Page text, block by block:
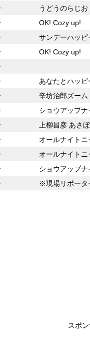
うどうのら
OK! Cozy up!
サンデーハッ
OK! Cozy
ー
あなたとハッピ
辛坊治郎ズー
ショウアップナ
上柳昌彦 あさ
オールナイトニ
オールナイトニ
ショウアップナ
※現場リポータ
スポ